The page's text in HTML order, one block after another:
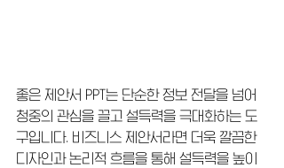
좋은 제안서 PPT는 단순한 정보 전달을 넘어
청중의 관심을 끌고 설득력을 극대화하는 도
구입니다. 비즈니스 제안서라면 더욱 깔끔한
디자인과 논리적 흐름을 통해 설득력을 높이